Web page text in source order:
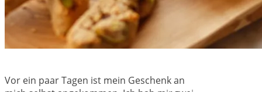
Vor ein paar Tagen ist mein Geschenk an